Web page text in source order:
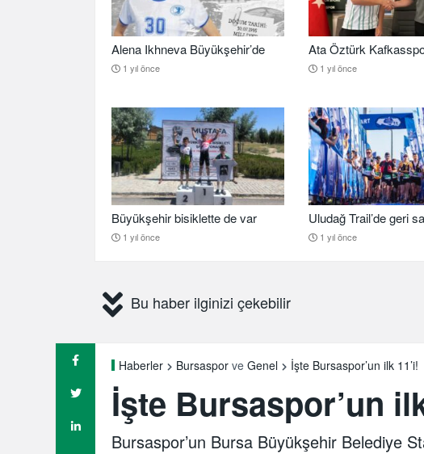
Alena Ikhneva Büyükşehir’de
1 yıl önce
Ata Öztürk
1 yıl önce
Büyükşehir bisiklette de var
1 yıl önce
Uludağ Trail’de geri
1 yıl önce
Bu haber ilginizi çekebilir
Haberler Bursaspor ve Genel İşte Bursaspor’un ilk 11’i!
İşte Bursaspor’un
Bursaspor’un Bursa Büyükşehir Belediye